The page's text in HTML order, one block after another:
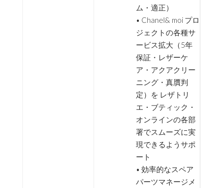
ム・適正）
• Chanel& moi プロ
ジェクトの各種サ
ービス拡大（5年
保証・レザーケ
ア・アクアクリー
ニング・真贋判
定）を レザトリ
エ・ブティック・
オンラインの各部
署でスムーズに実
現できるようサポ
ート
• 効率的なスペア
パーツマネージメ